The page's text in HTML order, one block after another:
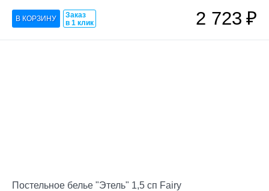
Заказ
в 1 клик
2 723₽
Постельное белье "Этель" 1,5 сп Fairy